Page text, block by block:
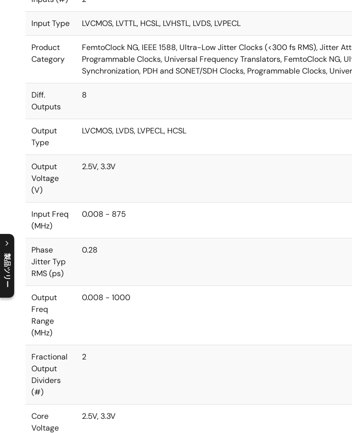
製品ツリー
C
l
o
s
e
p
r
o
d
u
c
t
t
r
e
e
m
e
n
O
p
e
n
p
r
o
d
u
c
t
t
r
e
e
m
e
n
Input Type LVCMOS, LVTTL, HCSL, LVHSTL, LVDS, LVPECL
Product
Category
FemtoClock NG, IEEE 1588, Ultra-Low Jitter Clocks (<300 fs RMS), Jitter
Programmable Clocks, Universal Frequency Translators, FemtoClock NG,
Synchronization, PDH and SONET/SDH Clocks, Programmable Clocks,
Diff.
Outputs
8
Output
Type
LVCMOS, LVDS, LVPECL, HCSL
Output
Voltage
(V)
2.5V, 3.3V
Input Freq
(MHz)
0.008 - 875
Phase
Jitter Typ
RMS (ps)
0.28
Output
Freq
Range
(MHz)
0.008 - 1000
Fractional
Output
Dividers
(#)
2
Core
Voltage
2.5V, 3.3V